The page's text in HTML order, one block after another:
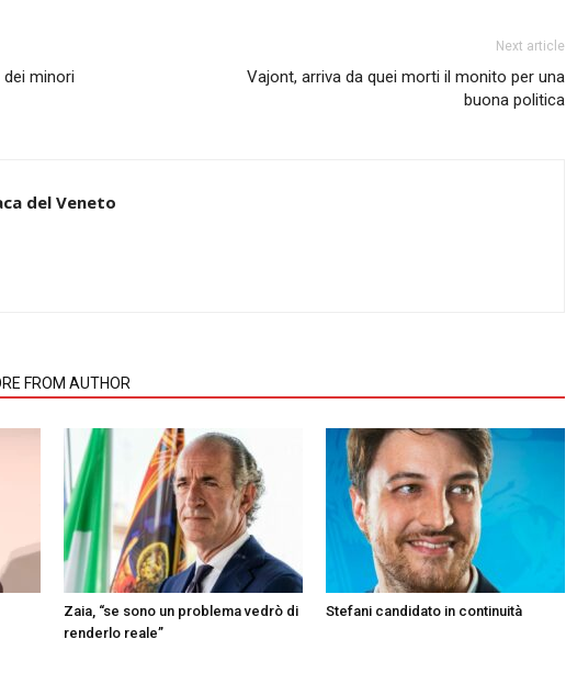
minori
Next article
Vajont, arriva da quei morti il monito per una
buona politica
del Veneto
FROM AUTHOR
Zaia, “se sono un problema vedrò di
renderlo reale”
Stefani candidato in continuità